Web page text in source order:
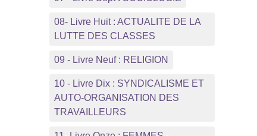
08- Livre Huit : ACTUALITE DE LA
LUTTE DES CLASSES
09 - Livre Neuf : RELIGION
10 - Livre Dix : SYNDICALISME ET
AUTO-ORGANISATION DES
TRAVAILLEURS